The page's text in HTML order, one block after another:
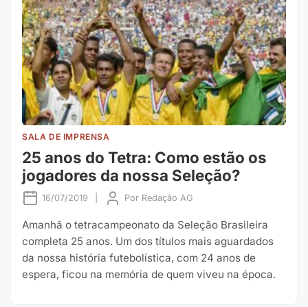
SALA DE IMPRENSA
25 anos do Tetra: Como estão os
jogadores da nossa Seleção?
16/07/2019 Por Redação AG
Amanhã o tetracampeonato da Seleção Brasileira
completa 25 anos. Um dos títulos mais aguardados
da nossa história futebolística, com 24 anos de
espera, ficou na memória de quem viveu na época.